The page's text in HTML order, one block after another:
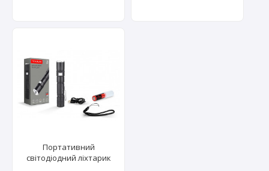
Портативний
світодіодний ліхтарик